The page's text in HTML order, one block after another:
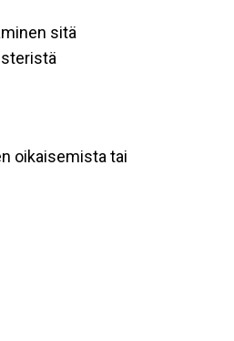
sitä
oikaisemista tai